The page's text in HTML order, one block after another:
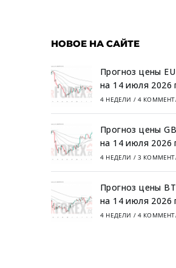
НОВОЕ НА САЙТЕ
Прогноз цены
на 14 июля 2026
4 НЕДЕЛИ / 4
Прогноз цены
на 14 июля 2026
4 НЕДЕЛИ / 3
Прогноз цены
на 14 июля 2026
4 НЕДЕЛИ / 4